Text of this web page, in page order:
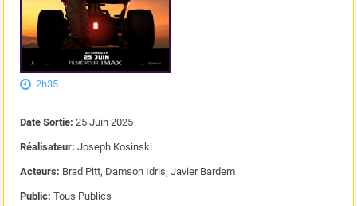
2h35
Date Sortie:25 Juin 2025
Réalisateur:Joseph Kosinski
Acteurs: Brad Pitt, Damson Idris, Javier Bardem
Public:Tous Publics